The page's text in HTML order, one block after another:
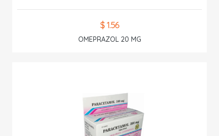
$ 1.56
OMEPRAZOL 20 MG